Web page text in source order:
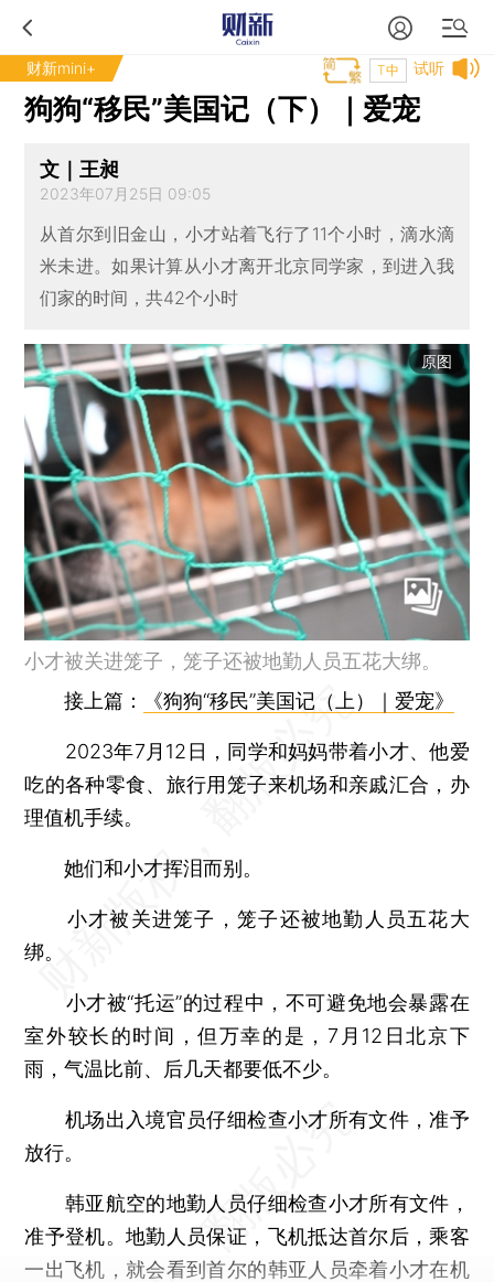
财新mini+ 试听
T中
狗狗“移民”美国记（下）｜爱宠
文｜王昶
2023年07月25日 09:05
从首尔到旧金山，小才站着飞行了11个小时，滴水滴
米未进。如果计算从小才离开北京同学家，到进入我
们家的时间，共42个小时
原图
小才被关进笼子，笼子还被地勤人员五花大绑。
接上篇：
《狗狗“移民”美国记（上）｜爱宠》
2023年7月12日，同学和妈妈带着小才、他爱
吃的各种零食、旅行用笼子来机场和亲戚汇合，办
理值机手续。
她们和小才挥泪而别。
小才被关进笼子，笼子还被地勤人员五花大
绑。
小才被“托运”的过程中，不可避免地会暴露在
室外较长的时间，但万幸的是，7月12日北京下
雨，气温比前、后几天都要低不少。
机场出入境官员仔细检查小才所有文件，准予
放行。
韩亚航空的地勤人员仔细检查小才所有文件，
准予登机。地勤人员保证，飞机抵达首尔后，乘客
一出飞机，就会看到首尔的韩亚人员牵着小才在机